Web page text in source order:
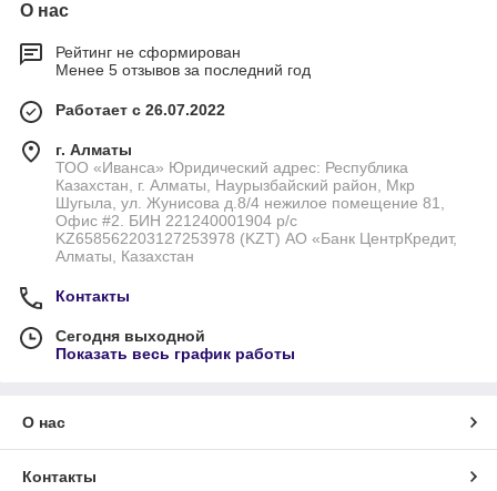
О нас
Рейтинг не сформирован
Менее 5 отзывов за последний год
Работает с 26.07.2022
г. Алматы
ТОО «Иванса» Юридический адрес: Республика
Казахстан, г. Алматы, Наурызбайский район, Мкр
Шугыла, ул. Жунисова д.8/4 нежилое помещение 81,
Офис #2. БИН 221240001904 р/с
KZ658562203127253978 (KZT) АО «Банк ЦентрКредит,
Алматы, Казахстан
Контакты
Сегодня выходной
Показать весь график работы
О нас
Контакты